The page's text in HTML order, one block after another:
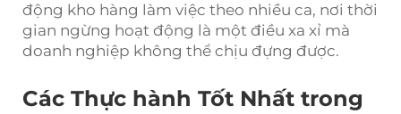
động kho hàng làm việc theo nhiều ca, nơi thời
gian ngừng hoạt động là một điều xa xỉ mà
doanh nghiệp không thể chịu đựng được.
Các Thực hành Tốt Nhất trong